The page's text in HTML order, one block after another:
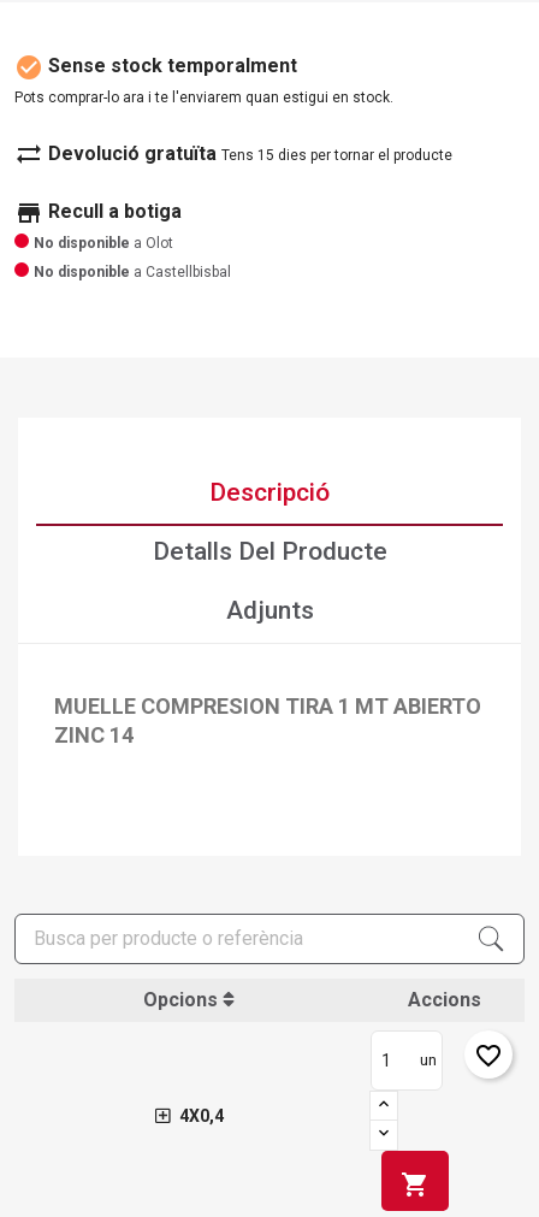
check_circle Sense stock temporalment
Pots comprar-lo ara i te l'enviarem quan estigui en stock.
sync_alt Devolució gratuïta Tens 15 dies per tornar el producte
store Recull a botiga
No disponible a Olot
No disponible a Castellbisbal
Descripció
Detalls Del Producte
Adjunts
MUELLE COMPRESION TIRA 1 MT ABIERTO
ZINC 14
Opcions Accions
4X0,4
un
shopping_cart
favorite_border